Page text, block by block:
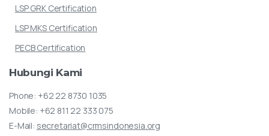
LSP GRK Certification
LSP MKS Certification
PECB Certification
Hubungi Kami
Phone: +62 22 8730 1035
Mobile: +62 811 22 333 075
E-Mail: secretariat@crmsindonesia.org